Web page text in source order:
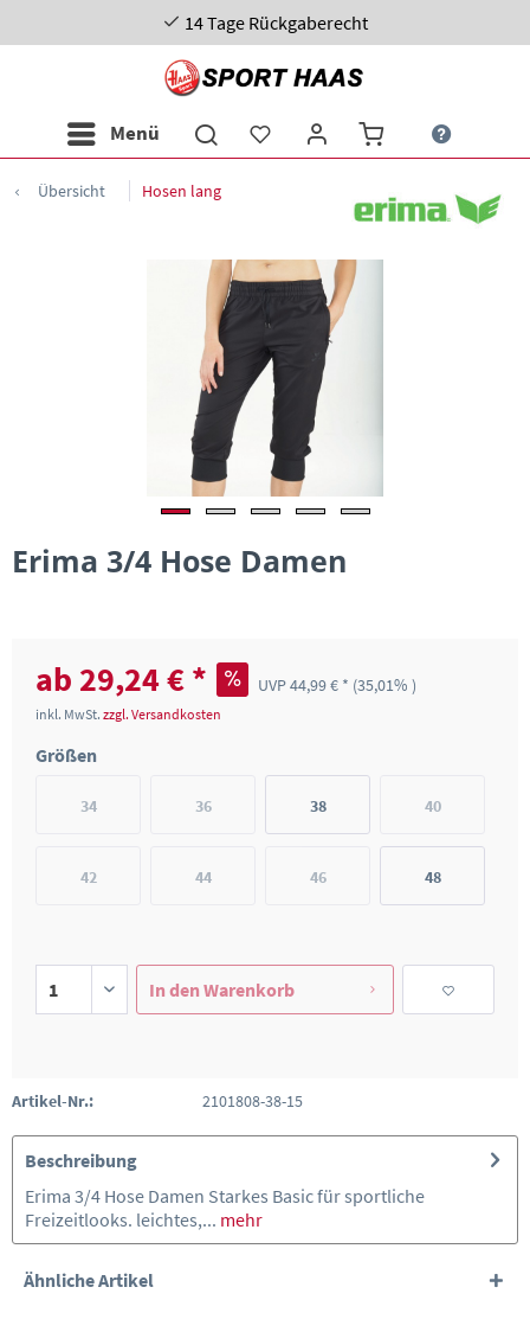
14 Tage Rückgaberecht
Menü
Übersicht Hosen lang
Erima 3/4 Hose Damen
ab 29,24 € * UVP 44,99 € * (35,01% )
inkl. MwSt. zzgl. Versandkosten
Größen
34 36 38 40
42 44 46 48
In den Warenkorb
Artikel-Nr.: 2101808-38-15
Beschreibung
Erima 3/4 Hose Damen Starkes Basic für sportliche
Freizeitlooks. leichtes,... mehr
Ähnliche Artikel